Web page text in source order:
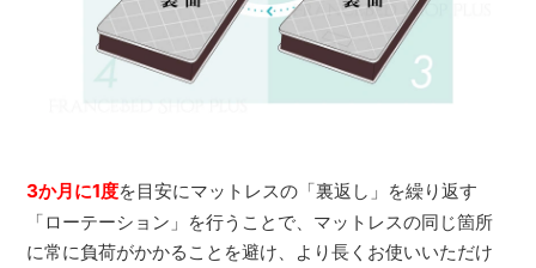
3か月に1度を目安にマットレスの「裏返し」を繰り返す
「ローテーション」を行うことで、マットレスの同じ箇所
に常に負荷がかかることを避け、より長くお使いいただけ